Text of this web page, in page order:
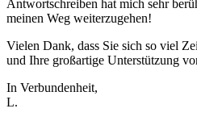
Antwortschreiben hat mich sehr
meinen Weg weiterzugehen!
Vielen Dank, dass Sie sich so viel
und Ihre großartige Unterstützung
In Verbundenheit,
L.